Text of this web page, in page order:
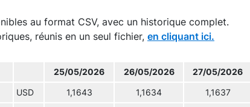
au format CSV, avec un historique complet.
réunis en un seul fichier, en cliquant ici.
25/05/2026 26/05/2026 27/05/2026
USD 1,1643 1,1634 1,1637